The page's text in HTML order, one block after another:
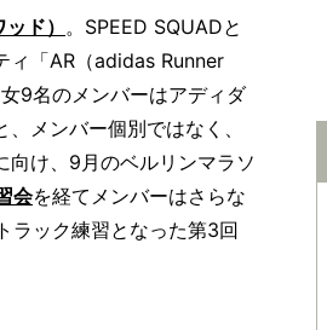
ド） 。SPEED SQUADと
ィ「AR（adidas Runner
9名のメンバーはアディダ
メンバー個別ではなく、
向け、9月のベルリンマラソ
会を経てメンバーはさらな
ラック練習となった第3回